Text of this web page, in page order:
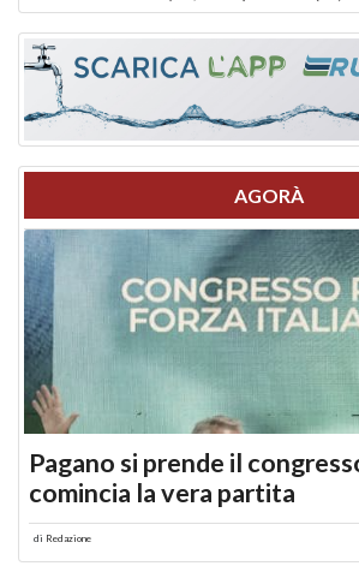
AGORÀ
Pagano si prende il
comincia la vera partita
di Redazione